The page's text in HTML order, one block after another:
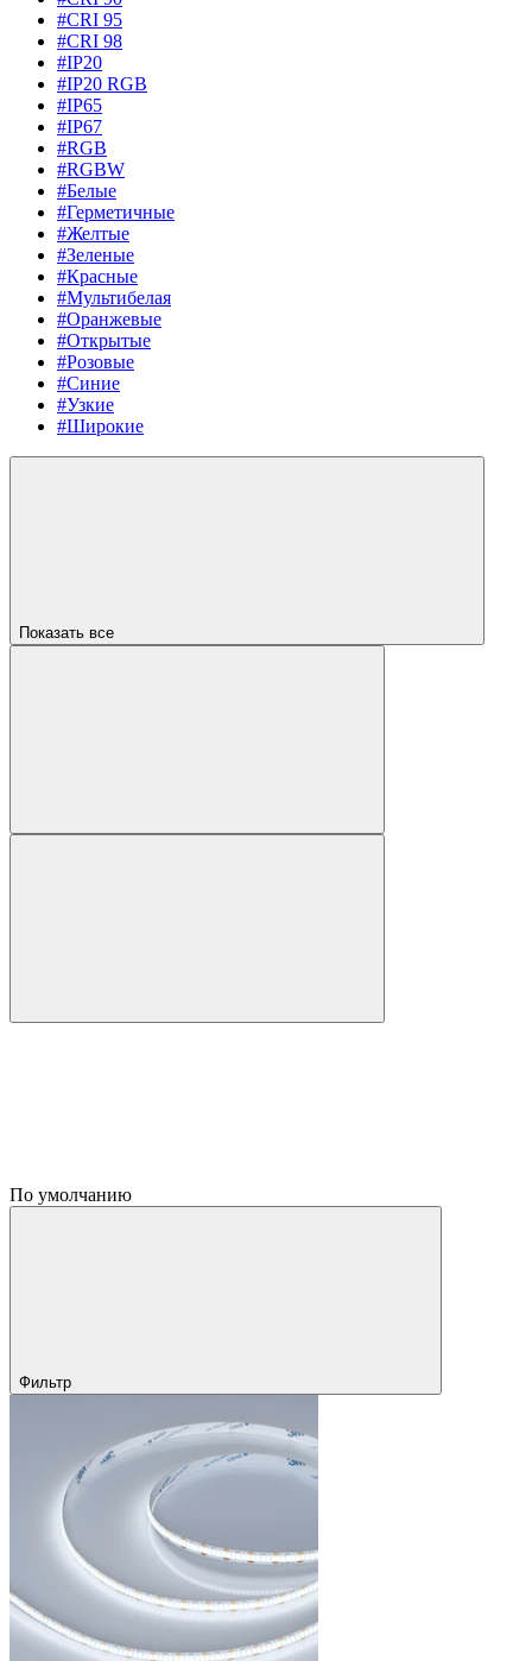
#CRI 95
#CRI 98
#IP20
#IP20 RGB
#IP65
#IP67
#RGB
#RGBW
#Белые
#Герметичные
#Желтые
#Зеленые
#Красные
#Мультибелая
#Оранжевые
#Открытые
#Розовые
#Синие
#Узкие
#Широкие
Показать все
По умолчанию
Фильтр